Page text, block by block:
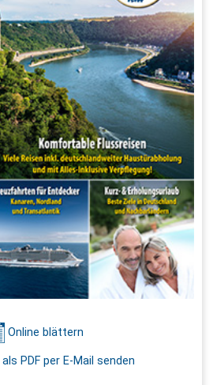
Online blättern
PDF per E-Mail senden